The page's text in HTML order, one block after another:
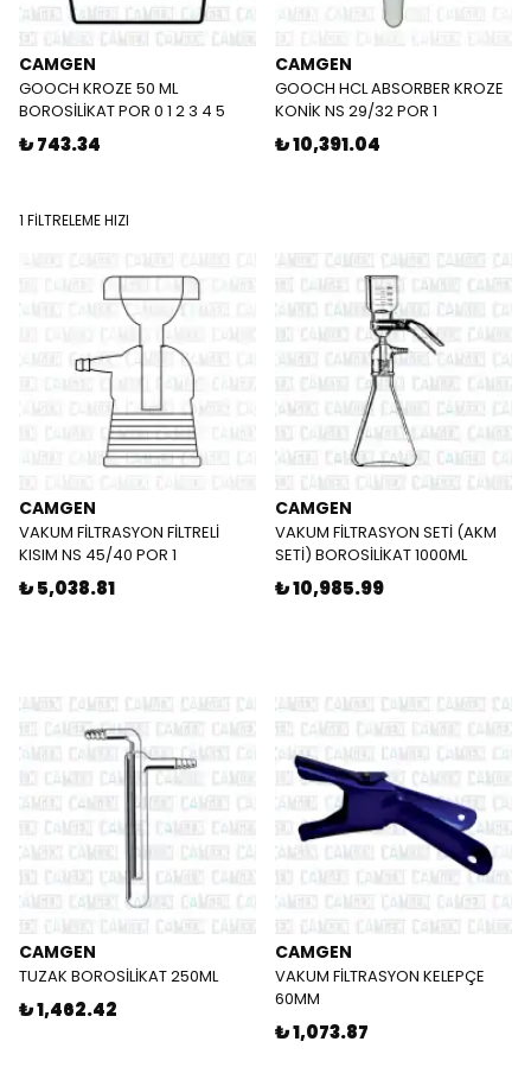
CAMGEN
GOOCH KROZE 50 ML
BOROSİLİKAT POR 0 1 2 3 4 5
₺ 743.34
1 FİLTRELEME HIZI
CAMGEN
GOOCH HCL ABSORBER KROZE
KONİK NS 29/32 POR 1
₺ 10,391.04
CAMGEN
VAKUM FİLTRASYON FİLTRELİ
KISIM NS 45/40 POR 1
₺ 5,038.81
CAMGEN
VAKUM FİLTRASYON SETİ (AKM
SETİ) BOROSİLİKAT 1000ML
₺ 10,985.99
CAMGEN
TUZAK BOROSİLİKAT 250ML
₺ 1,462.42
CAMGEN
VAKUM FİLTRASYON KELEPÇE
60MM
₺ 1,073.87